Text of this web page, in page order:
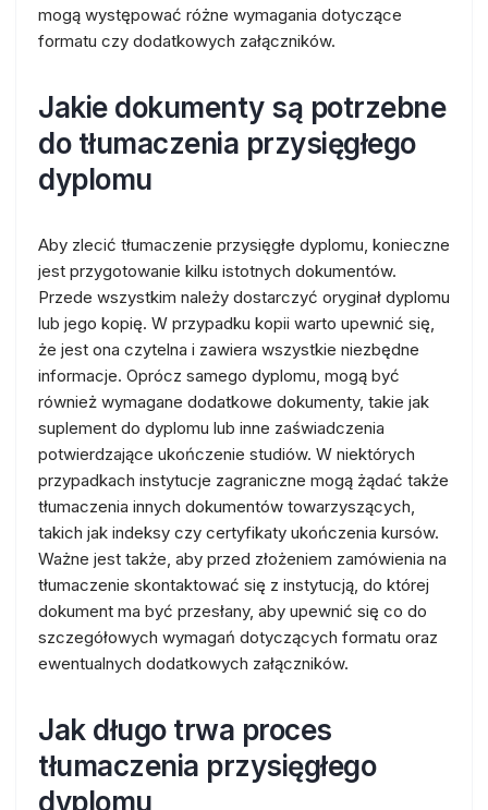
mogą występować różne wymagania dotyczące
formatu czy dodatkowych załączników.
Jakie dokumenty są potrzebne
do tłumaczenia przysięgłego
dyplomu
Aby zlecić tłumaczenie przysięgłe dyplomu, konieczne
jest przygotowanie kilku istotnych dokumentów.
Przede wszystkim należy dostarczyć oryginał dyplomu
lub jego kopię. W przypadku kopii warto upewnić się,
że jest ona czytelna i zawiera wszystkie niezbędne
informacje. Oprócz samego dyplomu, mogą być
również wymagane dodatkowe dokumenty, takie jak
suplement do dyplomu lub inne zaświadczenia
potwierdzające ukończenie studiów. W niektórych
przypadkach instytucje zagraniczne mogą żądać także
tłumaczenia innych dokumentów towarzyszących,
takich jak indeksy czy certyfikaty ukończenia kursów.
Ważne jest także, aby przed złożeniem zamówienia na
tłumaczenie skontaktować się z instytucją, do której
dokument ma być przesłany, aby upewnić się co do
szczegółowych wymagań dotyczących formatu oraz
ewentualnych dodatkowych załączników.
Jak długo trwa proces
tłumaczenia przysięgłego
dyplomu